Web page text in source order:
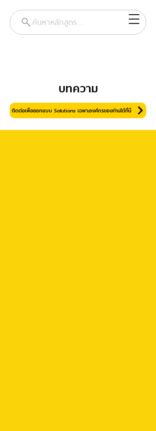
ค้นหาหลักสูตร...
บทความ
ติดต่อเพื่อออกแบบ Solutions เฉพาะองค์กรของท่านได้ที่นี่